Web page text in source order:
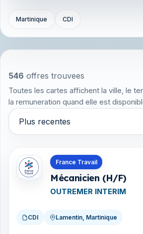
Martinique CDI
546 offres trouvees
Toutes les cartes affichent la ville, le
la remuneration quand elle est
Trier par
France Travail
Mécanicien (H/F)
OUTREMER INTERIM
CDI Lamentin, Martinique
Offres en Martinique